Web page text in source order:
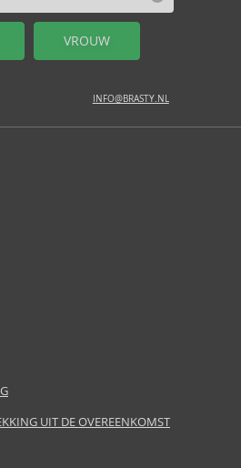
VROUW
INFO@BRASTY.NL
UIT DE OVEREENKOMST